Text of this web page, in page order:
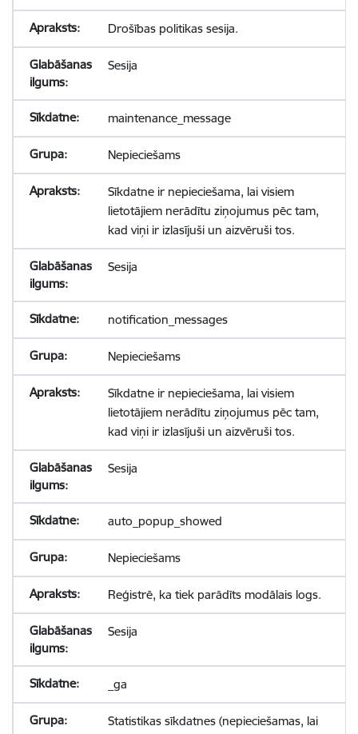
Drošības politikas sesija.
Sesija
maintenance_message
Nepieciešams
Sīkdatne ir nepieciešama, lai visiem
lietotājiem nerādītu ziņojumus pēc tam,
kad viņi ir izlasījuši un aizvēruši tos.
Sesija
notification_messages
Nepieciešams
Sīkdatne ir nepieciešama, lai visiem
lietotājiem nerādītu ziņojumus pēc tam,
kad viņi ir izlasījuši un aizvēruši tos.
Sesija
auto_popup_showed
Nepieciešams
Reģistrē, ka tiek parādīts modālais logs.
Sesija
_ga
Statistikas sīkdatnes (nepieciešamas, lai